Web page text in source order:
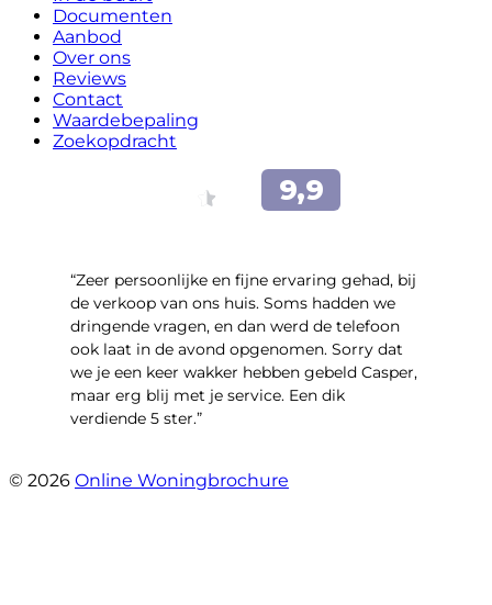
Documenten
Aanbod
Over ons
Reviews
Contact
Waardebepaling
Zoekopdracht
“Zeer persoonlijke en fijne ervaring gehad, bij
de verkoop van ons huis. Soms hadden we
dringende vragen, en dan werd de telefoon
ook laat in de avond opgenomen. Sorry dat
we je een keer wakker hebben gebeld Casper,
maar erg blij met je service. Een dik
verdiende 5 ster.”
© 2026 Online Woningbrochure